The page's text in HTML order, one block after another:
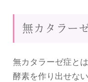
無カタラー
無カタラーゼ症と
酵素を作り出せな